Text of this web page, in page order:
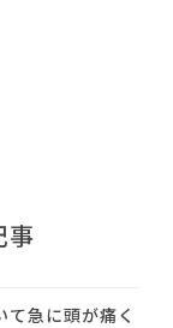
事
急に頭が痛く